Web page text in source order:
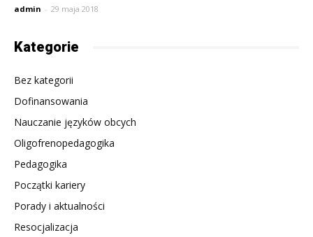
admin - 29 maja 2018
Kategorie
Bez kategorii
Dofinansowania
Nauczanie języków obcych
Oligofrenopedagogika
Pedagogika
Początki kariery
Porady i aktualności
Resocjalizacja